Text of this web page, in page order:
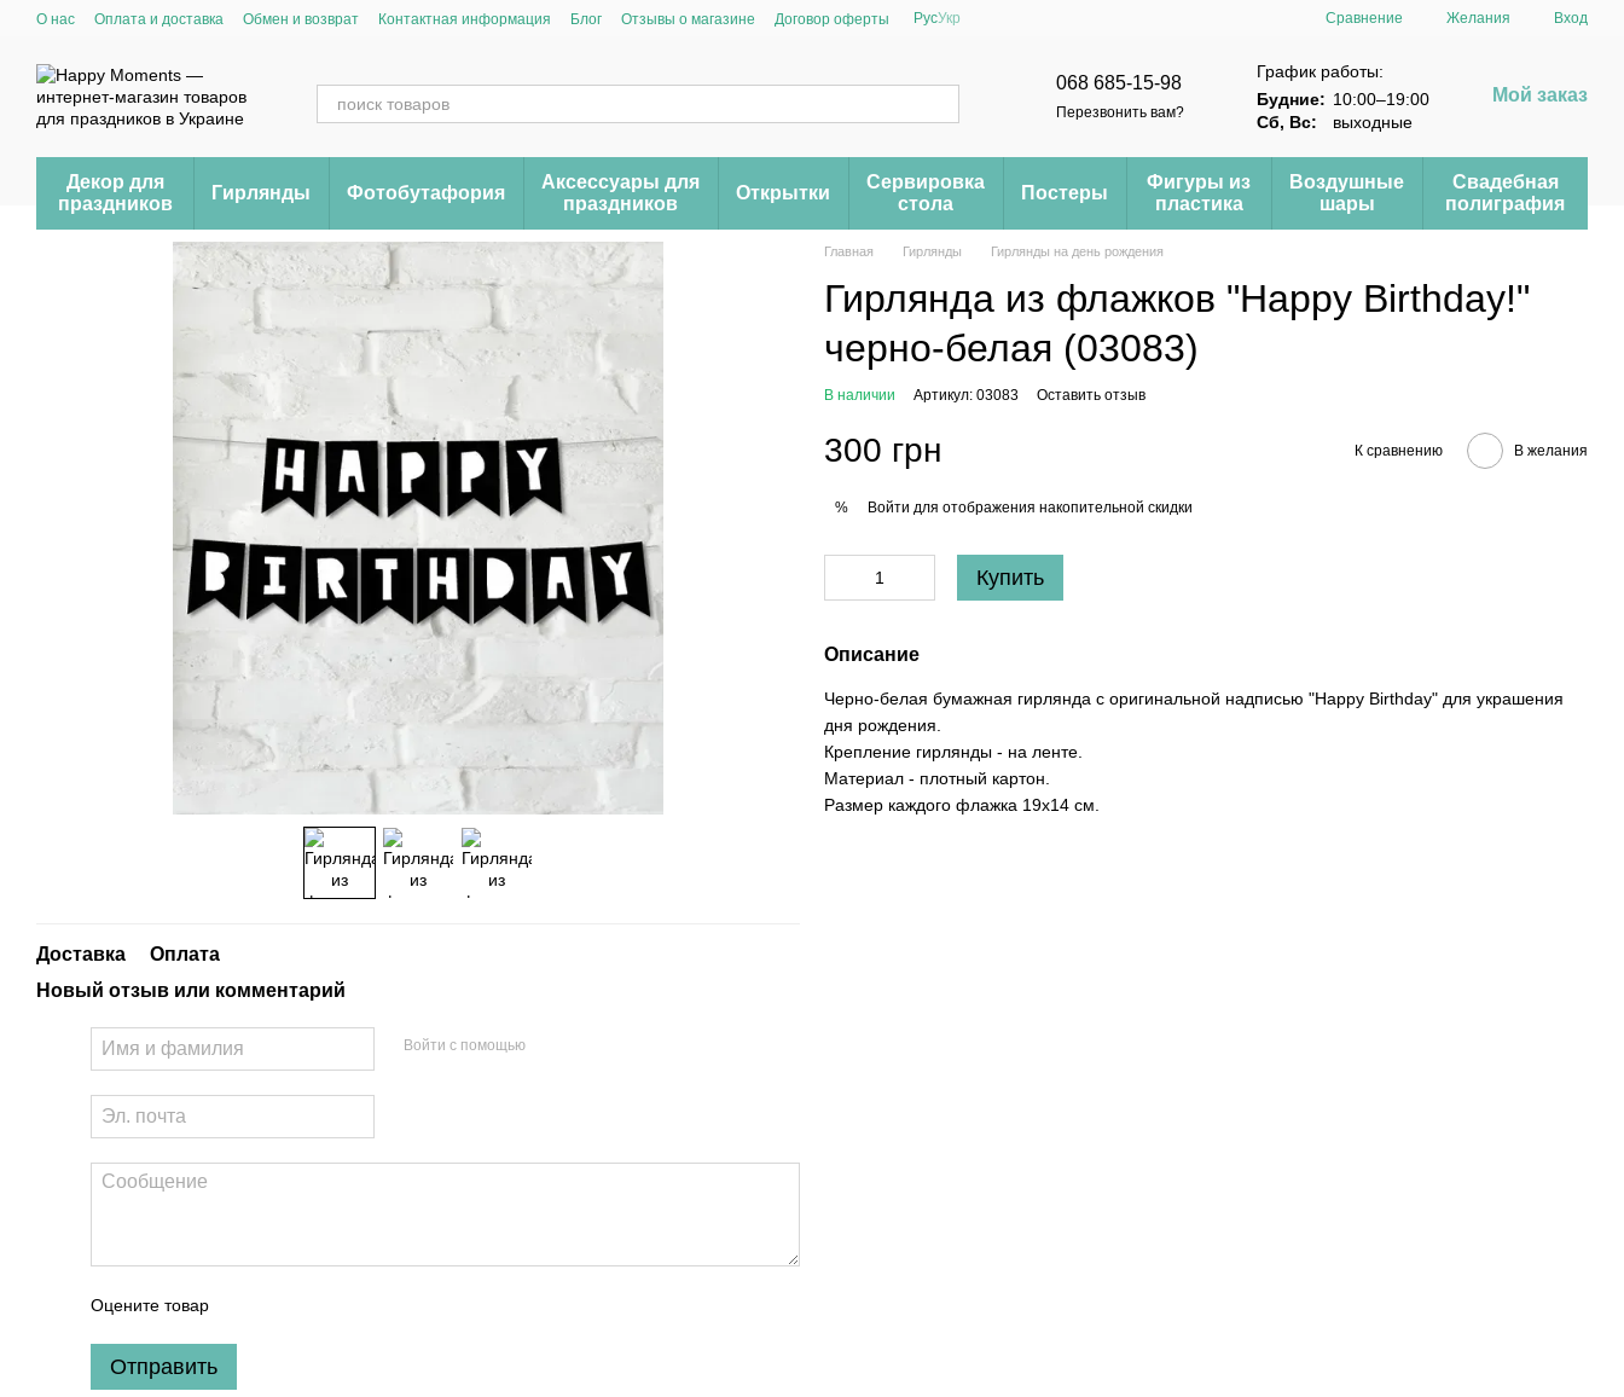
Перейти к основному контенту
О нас Оплата и доставка Обмен и возврат Контактная информация Блог Отзывы о магазине Договор оферты РусУкр Сравнение Желания Вход
068 685-15-98
Перезвонить вам?
График работы:
Будние: 10:00–19:00
Сб, Вс:
выходные
Мой заказ
Декор для
праздников
Гирлянды Фотобутафория
Аксессуары для
праздников
Открытки
Сервировка
стола
Постеры
Фигуры из
пластика
Воздушные
шары
Свадебная
полиграфия
Доставка
Оплата
Новый отзыв или комментарий
Войти с помощью
Оцените товар
Отправить
Главная Гирлянды Гирлянды на день рождения
Гирлянда из флажков "Happy Birthday!"
черно-белая (03083)
В наличии Артикул: 03083 Оставить отзыв
300 грн К сравнению В желания
% Войти для отображения накопительной скидки
Купить
Описание
Черно-белая бумажная гирлянда с оригинальной надписью "Happy Birthday" для украшения
дня рождения.
Крепление гирлянды - на ленте.
Материал - плотный картон.
Размер каждого флажка 19х14 см.